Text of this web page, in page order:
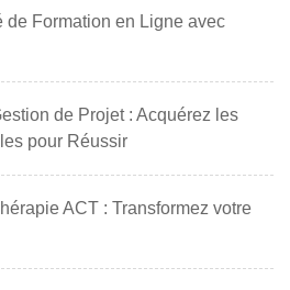
de Formation en Ligne avec
de Projet : Acquérez les
pour Réussir
ACT : Transformez votre